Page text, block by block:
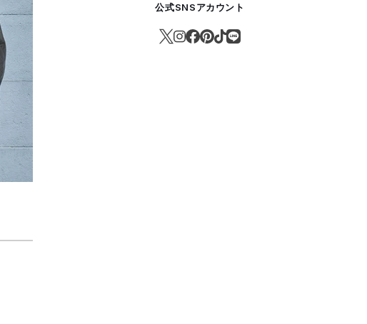
公式SNSアカウント